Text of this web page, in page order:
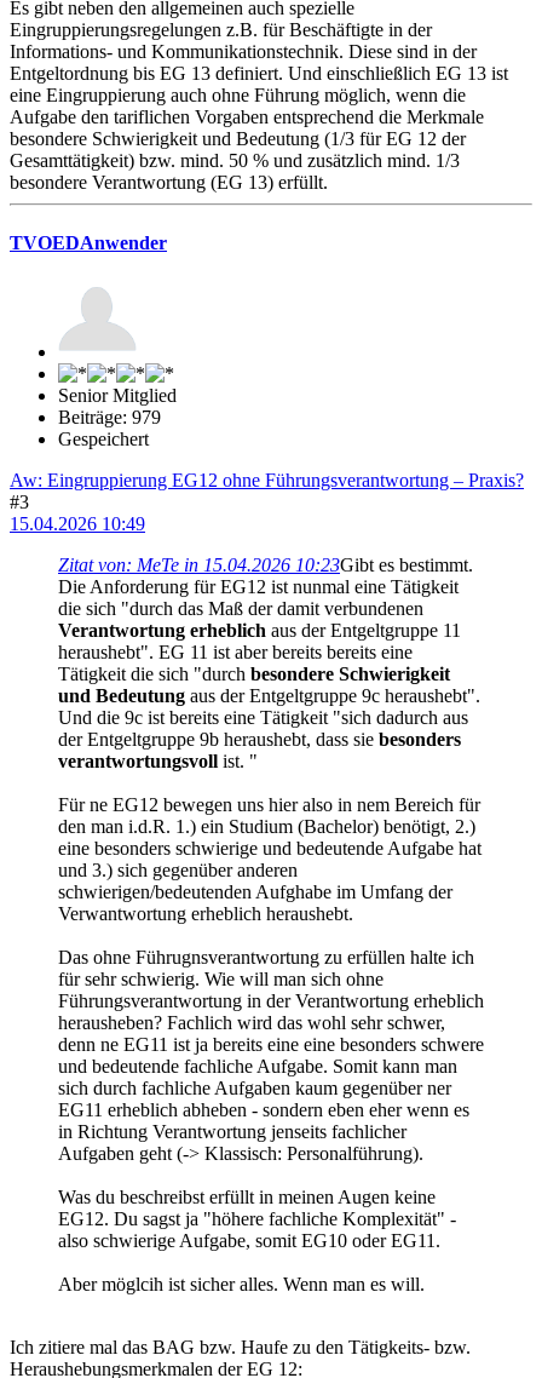
Es gibt neben den allgemeinen auch spezielle
Eingruppierungsregelungen z.B. für Beschäftigte in der
Informations- und Kommunikationstechnik. Diese sind in der
Entgeltordnung bis EG 13 definiert. Und einschließlich EG 13 ist
eine Eingruppierung auch ohne Führung möglich, wenn die
Aufgabe den tariflichen Vorgaben entsprechend die Merkmale
besondere Schwierigkeit und Bedeutung (1/3 für EG 12 der
Gesamttätigkeit) bzw. mind. 50 % und zusätzlich mind. 1/3
besondere Verantwortung (EG 13) erfüllt.
TVOEDAnwender
Senior Mitglied
Beiträge: 979
Gespeichert
Aw: Eingruppierung EG12 ohne Führungsverantwortung – Praxis?
#3
15.04.2026 10:49
Zitat von: MeTe in 15.04.2026 10:23Gibt es bestimmt.
Die Anforderung für EG12 ist nunmal eine Tätigkeit
die sich "durch das Maß der damit verbundenen
Verantwortung erheblich aus der Entgeltgruppe 11
heraushebt". EG 11 ist aber bereits bereits eine
Tätigkeit die sich "durch besondere Schwierigkeit
und Bedeutung aus der Entgeltgruppe 9c heraushebt".
Und die 9c ist bereits eine Tätigkeit "sich dadurch aus
der Entgeltgruppe 9b heraushebt, dass sie besonders
verantwortungsvoll ist. "
Für ne EG12 bewegen uns hier also in nem Bereich für
den man i.d.R. 1.) ein Studium (Bachelor) benötigt, 2.)
eine besonders schwierige und bedeutende Aufgabe hat
und 3.) sich gegenüber anderen
schwierigen/bedeutenden Aufghabe im Umfang der
Verwantwortung erheblich heraushebt.
Das ohne Führugnsverantwortung zu erfüllen halte ich
für sehr schwierig. Wie will man sich ohne
Führungsverantwortung in der Verantwortung erheblich
herausheben? Fachlich wird das wohl sehr schwer,
denn ne EG11 ist ja bereits eine eine besonders schwere
und bedeutende fachliche Aufgabe. Somit kann man
sich durch fachliche Aufgaben kaum gegenüber ner
EG11 erheblich abheben - sondern eben eher wenn es
in Richtung Verantwortung jenseits fachlicher
Aufgaben geht (-> Klassisch: Personalführung).
Was du beschreibst erfüllt in meinen Augen keine
EG12. Du sagst ja "höhere fachliche Komplexität" -
also schwierige Aufgabe, somit EG10 oder EG11.
Aber möglcih ist sicher alles. Wenn man es will.
Ich zitiere mal das BAG bzw. Haufe zu den Tätigkeits- bzw.
Heraushebungsmerkmalen der EG 12: